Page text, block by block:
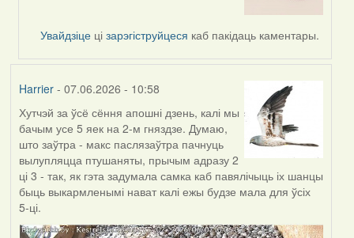
Увайдзіце цізарэгіструйцеся каб пакідаць каментары.
Harrier- 07.06.2026 - 10:58
Хутчэй за ўсё сёння апошні дзень, калі мы
бачым усе 5 яек на 2-м гняздзе. Думаю,
што заўтра - макс паслязаўтра пачнуць
вылупляцца птушаняты, прычым адразу 2
ці 3 - так, як гэта задумала самка каб павялічыць іх шанцы
быць выкармленымі нават калі ежы будзе мала для ўсіх
5-ці.